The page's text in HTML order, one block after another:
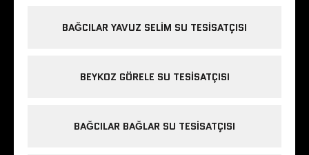
BAĞCILAR YAVUZ SELIM SU TESISATÇISI
BEYKOZ GÖRELE SU TESISATÇISI
BAĞCILAR BAĞLAR SU TESISATÇISI